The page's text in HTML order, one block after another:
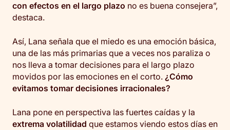
con efectos en el largo plazo no es buena consejera”,
destaca.
Así, Lana señala que el miedo es una emoción básica,
una de las más primarias que a veces nos paraliza o
nos lleva a tomar decisiones para el largo plazo
movidos por las emociones en el corto. ¿Cómo
evitamos tomar decisiones irracionales?
Lana pone en perspectiva las fuertes caídas y la
extrema volatilidad que estamos viendo estos días en